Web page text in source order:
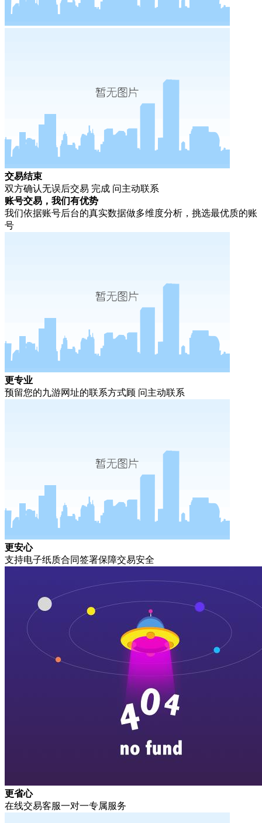
交易结束
双方确认无误后交易 完成 问主动联系
账号交易，我们有优势
我们依据账号后台的真实数据做多维度分析，挑选最优质的账
号
更专业
预留您的九游网址的联系方式顾 问主动联系
更安心
支持电子纸质合同签署保障交易安全
更省心
在线交易客服一对一专属服务